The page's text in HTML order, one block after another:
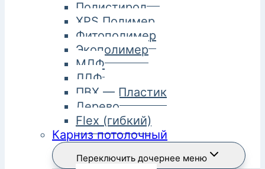
Полистирол
XPS Полимер
Фитополимер
Экополимер
МДФ
ЛДФ
ПВХ — Пластик
Дерево
Flex (гибкий)
Карниз потолочный
Переключить дочернее меню